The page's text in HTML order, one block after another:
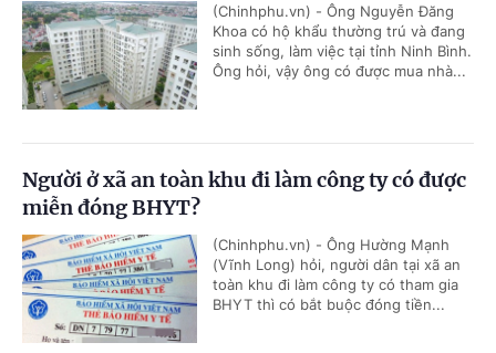
(Chinhphu.vn) - Ông Nguyễn Đăng
Khoa có hộ khẩu thường trú và đang
sinh sống, làm việc tại tỉnh Ninh Bình.
Ông hỏi, vậy ông có được mua nhà...
Người ở xã an toàn khu đi làm công ty có được
miễn đóng BHYT?
(Chinhphu.vn) - Ông Hường Mạnh
(Vĩnh Long) hỏi, người dân tại xã an
toàn khu đi làm công ty có tham gia
BHYT thì có bắt buộc đóng tiền...